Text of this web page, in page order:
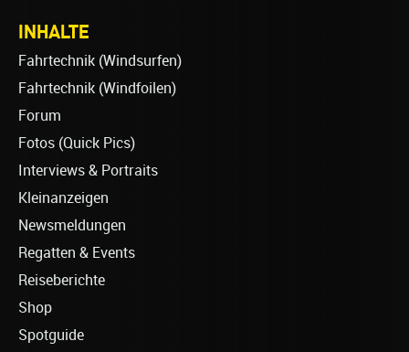
INHALTE
Fahrtechnik (Windsurfen)
Fahrtechnik (Windfoilen)
Forum
Fotos (Quick Pics)
Interviews & Portraits
Kleinanzeigen
Newsmeldungen
Regatten & Events
Reiseberichte
Shop
Spotguide